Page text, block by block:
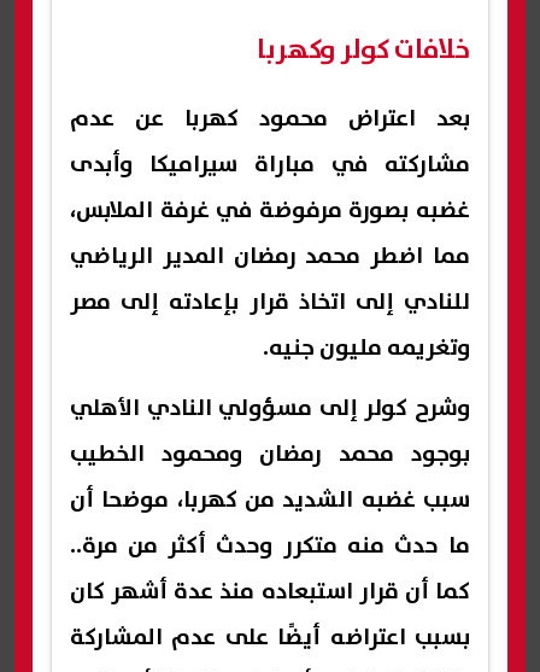
خلافات كولر وكهربا
بعد اعتراض محمود كهربا عن عدم
مشاركته في مباراة سيراميكا وأبدى
غضبه بصورة مرفوضة في غرفة الملابس،
مما اضطر محمد رمضان المدير الرياضي
للنادي إلى اتخاذ قرار بإعادته إلى مصر
وتغريمه مليون جنيه.
وشرح كولر إلى مسؤولي النادي الأهلي
بوجود محمد رمضان ومحمود الخطيب
سبب غضبه الشديد من كهربا، موضحا أن
ما حدث منه متكرر وحدث أكثر من مرة..
كما أن قرار استبعاده منذ عدة أشهر كان
بسبب اعتراضه أيضًا على عدم المشاركة